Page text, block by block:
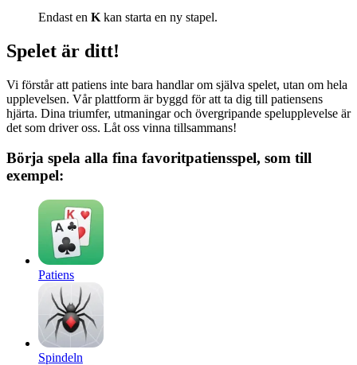
Endast en K kan starta en ny stapel.
Spelet är ditt!
Vi förstår att patiens inte bara handlar om själva spelet, utan om hela
upplevelsen. Vår plattform är byggd för att ta dig till patiensens
hjärta. Dina triumfer, utmaningar och övergripande spelupplevelse är
det som driver oss. Låt oss vinna tillsammans!
Börja spela alla fina favoritpatiensspel, som till
exempel:
Patiens
Spindeln